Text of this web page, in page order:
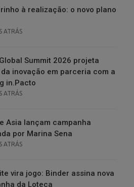
à realização: o novo plano
ATRÁS
Summit 2026 projeta
inovação em parceria com a
in.Pacto
ATRÁS
Asia lançam campanha
por Marina Sena
ATRÁS
vira jogo: Binder assina nova
da Loteca